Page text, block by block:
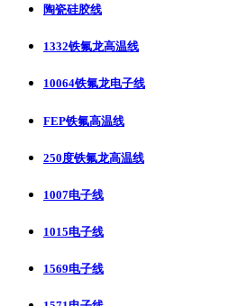
陶瓷硅胶线
1332铁氟龙高温线
10064铁氟龙电子线
FEP铁氟高温线
250度铁氟龙高温线
1007电子线
1015电子线
1569电子线